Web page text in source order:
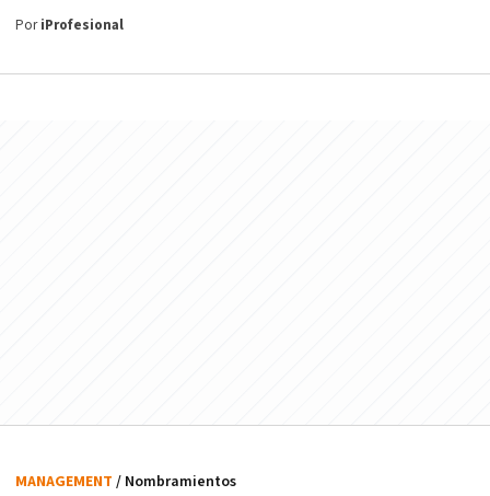
PoriProfesional
MANAGEMENT / Nombramientos